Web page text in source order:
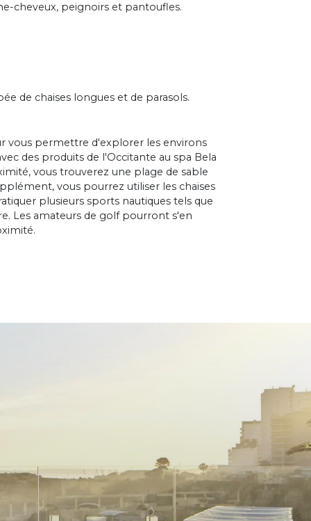
cheveux, peignoirs et pantoufles.
de chaises longues et de parasols.
vous permettre d'explorer les environs
des produits de l'Occitante au spa Bela
vous trouverez une plage de sable
vous pourrez utiliser les chaises
plusieurs sports nautiques tels que
Les amateurs de golf pourront s'en